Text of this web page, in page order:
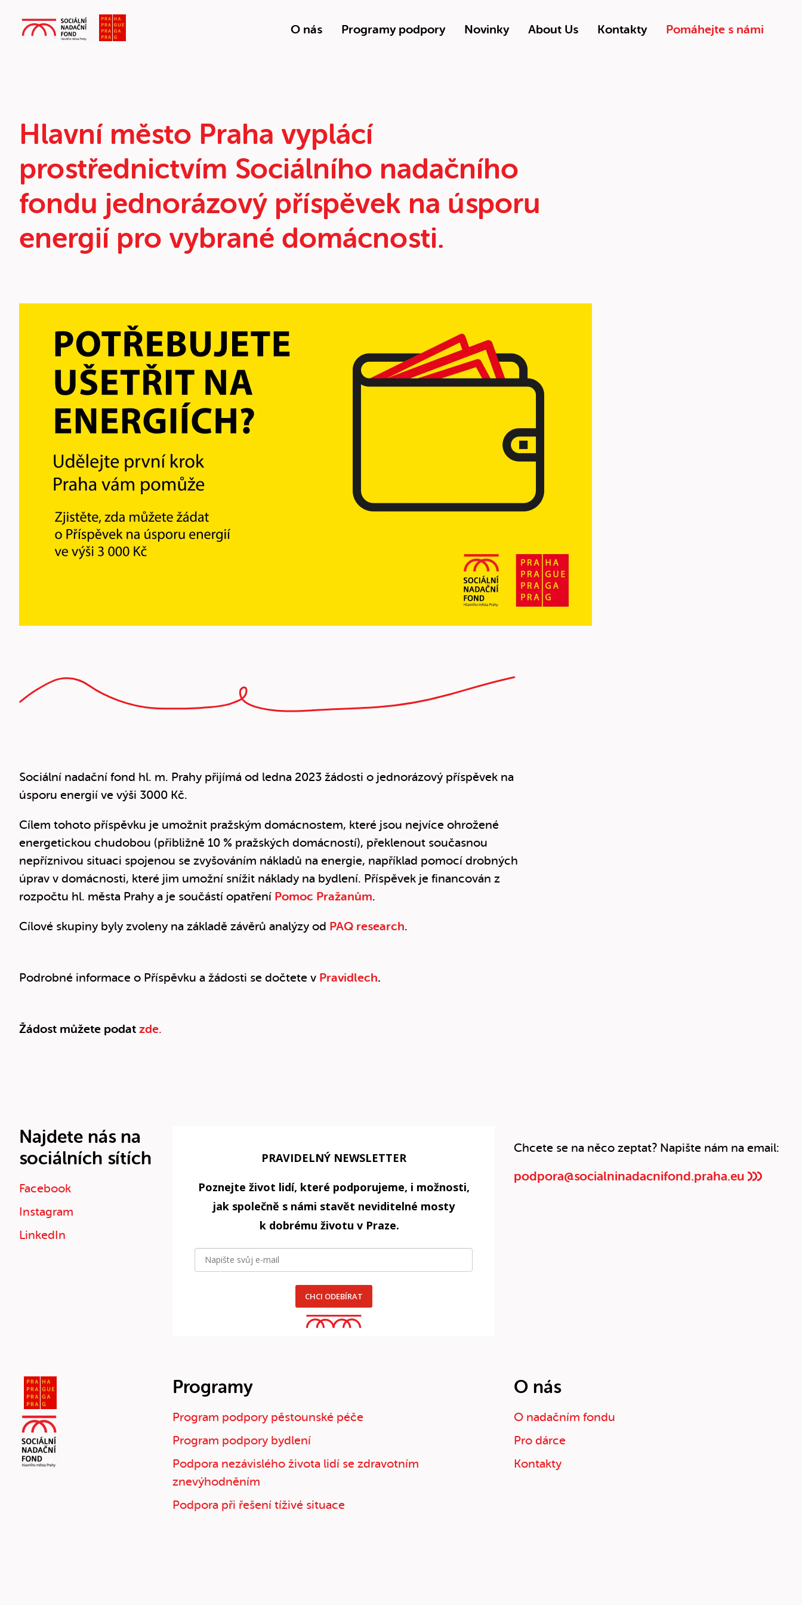
O nás Programy podpory Novinky About Us Kontakty Pomáhejte s námi
Hlavní město Praha vyplácí
prostřednictvím Sociálního nadačního
fondu jednorázový příspěvek na úsporu
energií pro vybrané domácnosti.
Sociální nadační fond hl. m. Prahy přijímá od ledna 2023 žádosti o jednorázový příspěvek na
úsporu energií ve výši 3000 Kč.
Cílem tohoto příspěvku je umožnit pražským domácnostem, které jsou nejvíce ohrožené
energetickou chudobou (přibližně 10 % pražských domácností), překlenout současnou
nepříznivou situaci spojenou se zvyšováním nákladů na energie, například pomocí drobných
úprav v domácnosti, které jim umožní snížit náklady na bydlení. Příspěvek je financován z
rozpočtu hl. města Prahy a je součástí opatření Pomoc Pražanům.
Cílové skupiny byly zvoleny na základě závěrů analýzy od PAQ research.
Podrobné informace o Příspěvku a žádosti se dočtete v Pravidlech.
Žádost můžete podat zde.
Najdete nás na
sociálních sítích
Facebook
Instagram
LinkedIn
PRAVIDELNÝ NEWSLETTER
Poznejte život lidí, které podporujeme, i možnosti,
jak společně s námi stavět neviditelné mosty
k dobrému životu v Praze.
CHCI ODEBÍRAT
Chcete se na něco zeptat? Napište nám na email:
podpora@socialninadacnifond.praha.eu
Programy
Program podpory pěstounské péče
Program podpory bydlení
Podpora nezávislého života lidí se zdravotním
znevýhodněním
Podpora při řešení tíživé situace
O nás
O nadačním fondu
Pro dárce
Kontakty